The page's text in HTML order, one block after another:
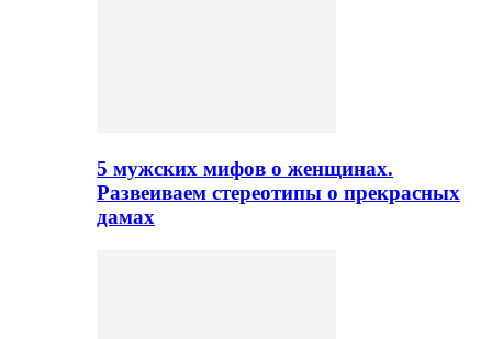
5 мужских мифов о женщинах.
Развеиваем стереотипы о прекрасных
дамах